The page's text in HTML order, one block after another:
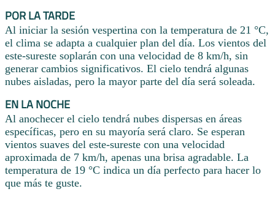
POR LA TARDE
Al iniciar la sesión vespertina con la temperatura de 21 °C,
el clima se adapta a cualquier plan del día. Los vientos del
este-sureste soplarán con una velocidad de 8 km/h, sin
generar cambios significativos. El cielo tendrá algunas
nubes aisladas, pero la mayor parte del día será soleada.
EN LA NOCHE
Al anochecer el cielo tendrá nubes dispersas en áreas
específicas, pero en su mayoría será claro. Se esperan
vientos suaves del este-sureste con una velocidad
aproximada de 7 km/h, apenas una brisa agradable. La
temperatura de 19 °C indica un día perfecto para hacer lo
que más te guste.